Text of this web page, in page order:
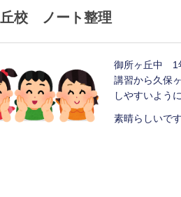
校 ノート整理
御所ヶ丘中 1
講習から久保
しやすいよう
素晴らしいで